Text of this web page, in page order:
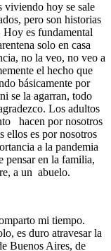
viviendo hoy se sale
pero son historias
Hoy es fundamental
solo en casa
no la veo, no veo a
el hecho que
básicamente por
se la agarran, todo
Los adultos
hacen por nosotros
ellos es por nosotros
a la pandemia
pensar en la familia,
a un abuelo.
mi tiempo.
es duro atravesar la
Buenos Aires, de